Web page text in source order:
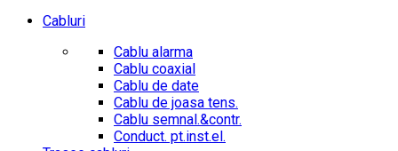
Cabluri
Cablu alarma
Cablu coaxial
Cablu de date
Cablu de joasa tens.
Cablu semnal.&contr.
Conduct. pt.inst.el.